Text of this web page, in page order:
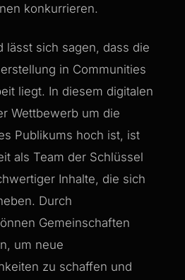
konkurrieren.
lässt sich sagen, dass die
in Communities
liegt. In diesem digitalen
Wettbewerb um die
Publikums hoch ist, ist
als Team der Schlüssel
Inhalte, die sich
Durch
Gemeinschaften
um neue
zu schaffen und